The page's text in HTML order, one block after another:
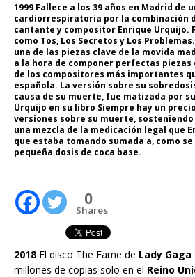
1999 Fallece a los 39 años en Madrid de
cardiorrespiratoria por la combinación
cantante y compositor Enrique Urquijo.
como Tos, Los Secretos y Los
una de las piezas clave de la movida
a la hora de componer perfectas piezas
de los compositores más importantes
española. La versión sobre su
causa de su muerte, fue matizada por
Urquijo en su libro Siempre hay un
versiones sobre su muerte,
una mezcla de la medicación legal que
que estaba tomando sumada a, como
pequeña dosis de coca base.
0
Shares
2018 El disco The Fame de Lady Gaga
millones de copias solo en el Reino